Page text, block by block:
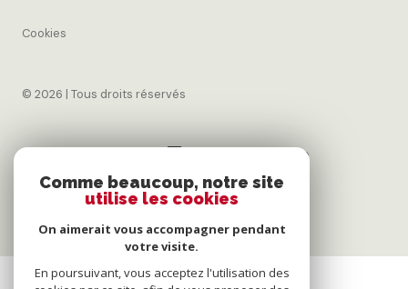
© 2026 | Tous droits réservés
Réalisé par
Comme beaucoup, notre site
utilise les cookies
On aimerait vous accompagner pendant
votre visite.
En poursuivant, vous acceptez l'utilisation des